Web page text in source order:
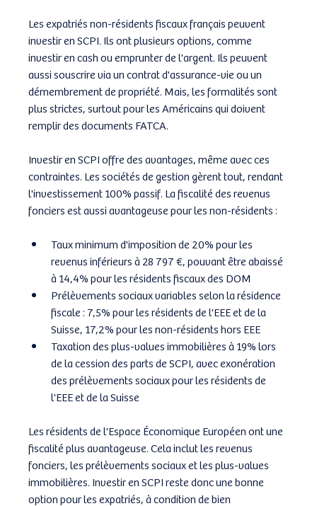
Les expatriés non-résidents fiscaux français peuvent
investir en SCPI. Ils ont plusieurs options, comme
investir en cash ou emprunter de l'argent. Ils peuvent
aussi souscrire via un contrat d'assurance-vie ou un
démembrement de propriété. Mais, les formalités sont
plus strictes, surtout pour les Américains qui doivent
remplir des documents FATCA.
Investir en SCPI offre des avantages, même avec ces
contraintes. Les sociétés de gestion gèrent tout, rendant
l'investissement 100% passif. La fiscalité des revenus
fonciers est aussi avantageuse pour les non-résidents :
Taux minimum d'imposition de 20% pour les
revenus inférieurs à 28 797 €, pouvant être abaissé
à 14,4% pour les résidents fiscaux des DOM
Prélèvements sociaux variables selon la résidence
fiscale : 7,5% pour les résidents de l'EEE et de la
Suisse, 17,2% pour les non-résidents hors EEE
Taxation des plus-values immobilières à 19% lors
de la cession des parts de SCPI, avec exonération
des prélèvements sociaux pour les résidents de
l'EEE et de la Suisse
Les résidents de l'Espace Économique Européen ont une
fiscalité plus avantageuse. Cela inclut les revenus
fonciers, les prélèvements sociaux et les plus-values
immobilières. Investir en SCPI reste donc une bonne
option pour les expatriés, à condition de bien